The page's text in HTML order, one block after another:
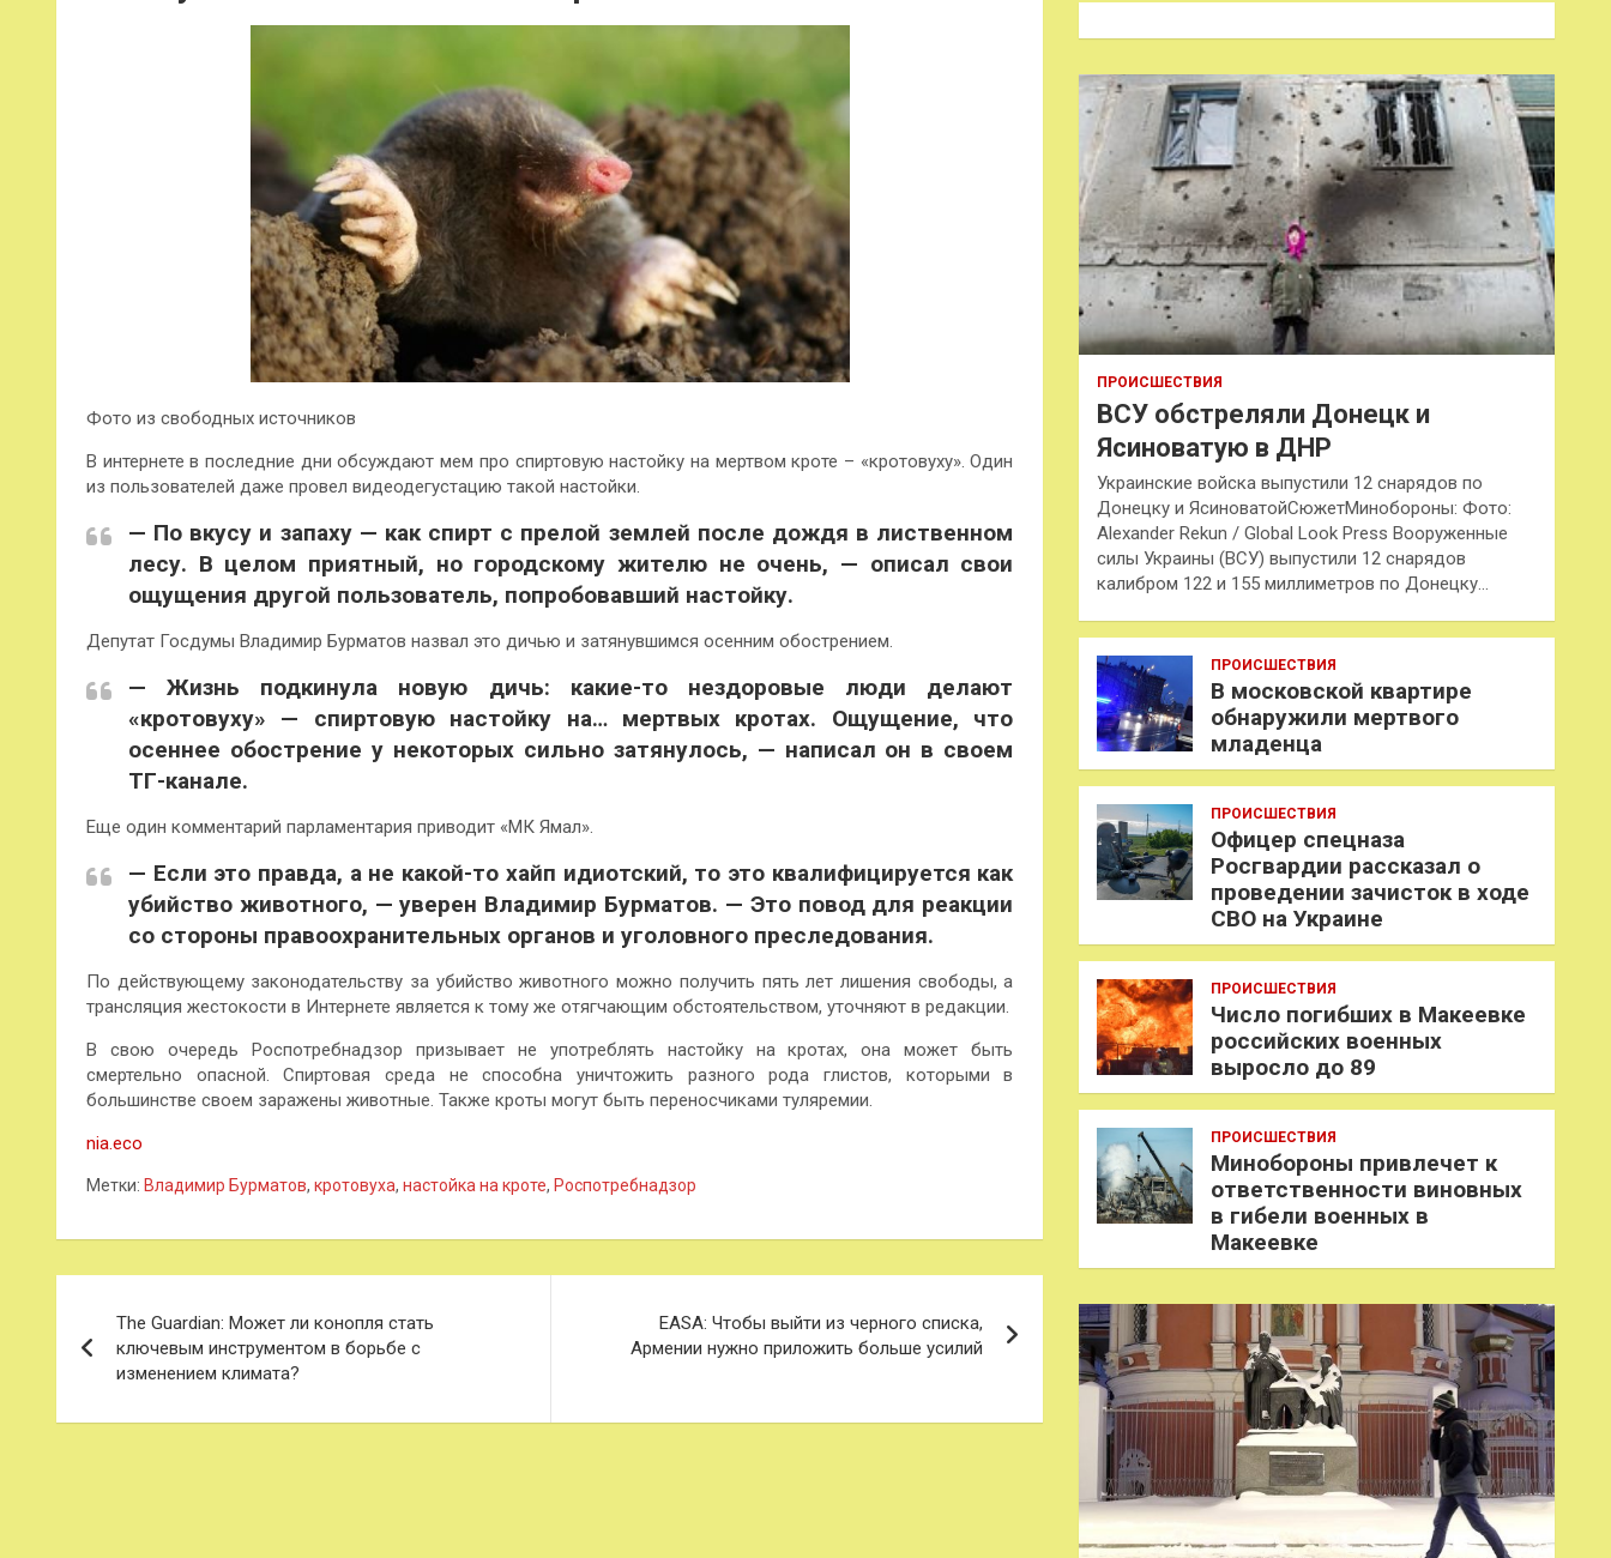
Фото из свободных источников
В интернете в последние дни обсуждают мем про спиртовую настойку на мертвом кроте – «кротовуху». Один
из пользователей даже провел видеодегустацию такой настойки.
— По вкусу и запаху — как спирт с прелой землей после дождя в лиственном
лесу. В целом приятный, но городскому жителю не очень, — описал свои
ощущения другой пользователь, попробовавший настойку.
Депутат Госдумы Владимир Бурматов назвал это дичью и затянувшимся осенним обострением.
— Жизнь подкинула новую дичь: какие-то нездоровые люди делают
«кротовуху» — спиртовую настойку на… мертвых кротах. Ощущение, что
осеннее обострение у некоторых сильно затянулось, — написал он в своем
ТГ-канале.
Еще один комментарий парламентария приводит «МК Ямал».
— Если это правда, а не какой-то хайп идиотский, то это квалифицируется как
убийство животного, — уверен Владимир Бурматов. — Это повод для реакции
со стороны правоохранительных органов и уголовного преследования.
По действующему законодательству за убийство животного можно получить пять лет лишения свободы, а
трансляция жестокости в Интернете является к тому же отягчающим обстоятельством, уточняют в редакции.
В свою очередь Роспотребнадзор призывает не употреблять настойку на кротах, она может быть
смертельно опасной. Спиртовая среда не способна уничтожить разного рода глистов, которыми в
большинстве своем заражены животные. Также кроты могут быть переносчиками туляремии.
nia.eco
Метки: Владимир Бурматов, кротовуха, настойка на кроте, Роспотребнадзор
по
The Guardian: Может ли конопля стать
ключевым инструментом в борьбе с
изменением климата?
EASA: Чтобы выйти из черного списка,
Армении нужно приложить больше усилий
к
ПРОИСШЕСТВИЯ
ВСУ обстреляли Донецк и
Ясиноватую в ДНР
Украинские войска выпустили 12 снарядов по
Донецку и ЯсиноватойСюжетМинобороны: Фото:
Alexander Rekun / Global Look Press Вооруженные
силы Украины (ВСУ) выпустили 12 снарядов
калибром 122 и 155 миллиметров по Донецку…
ПРОИСШЕСТВИЯ
В московской квартире
обнаружили мертвого
младенца
ПРОИСШЕСТВИЯ
Офицер спецназа
Росгвардии рассказал о
проведении зачисток в ходе
СВО на Украине
ПРОИСШЕСТВИЯ
Число погибших в Макеевке
российских военных
выросло до 89
ПРОИСШЕСТВИЯ
Минобороны привлечет к
ответственности виновных
в гибели военных в
Макеевке